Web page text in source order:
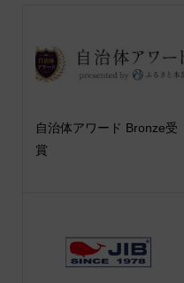
自治体アワード Bronze受
賞